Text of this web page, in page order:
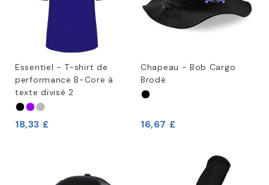
Essentiel - T-shirt de
performance B-Core à
texte divisé 2
18,33 £
Chapeau - Bob Cargo
Brodé
16,67 £